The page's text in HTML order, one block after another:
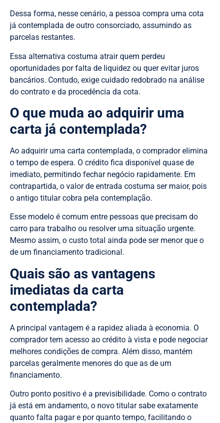
Dessa forma, nesse cenário, a pessoa compra uma cota
já contemplada de outro consorciado, assumindo as
parcelas restantes.
Essa alternativa costuma atrair quem perdeu
oportunidades por falta de liquidez ou quer evitar juros
bancários. Contudo, exige cuidado redobrado na análise
do contrato e da procedência da cota.
O que muda ao adquirir uma
carta já contemplada?
Ao adquirir uma carta contemplada, o comprador elimina
o tempo de espera. O crédito fica disponível quase de
imediato, permitindo fechar negócio rapidamente. Em
contrapartida, o valor de entrada costuma ser maior, pois
o antigo titular cobra pela contemplação.
Esse modelo é comum entre pessoas que precisam do
carro para trabalho ou resolver uma situação urgente.
Mesmo assim, o custo total ainda pode ser menor que o
de um financiamento tradicional.
Quais são as vantagens
imediatas da carta
contemplada?
A principal vantagem é a rapidez aliada à economia. O
comprador tem acesso ao crédito à vista e pode negociar
melhores condições de compra. Além disso, mantém
parcelas geralmente menores do que as de um
financiamento.
Outro ponto positivo é a previsibilidade. Como o contrato
já está em andamento, o novo titular sabe exatamente
quanto falta pagar e por quanto tempo, facilitando o